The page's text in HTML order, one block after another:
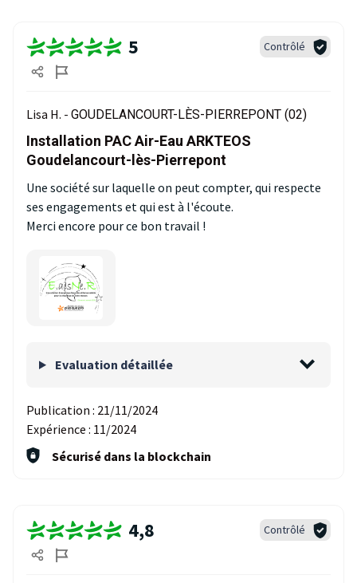
5 Contrôlé
Lisa H. - GOUDELANCOURT-LÈS-PIERREPONT (02)
Installation PAC Air-Eau ARKTEOS
Goudelancourt-lès-Pierrepont
Une société sur laquelle on peut compter, qui respecte
ses engagements et qui est à l'écoute.
Merci encore pour ce bon travail !
Evaluation détaillée
Publication : 21/11/2024
Expérience : 11/2024
Sécurisé dans la blockchain
4,8 Contrôlé